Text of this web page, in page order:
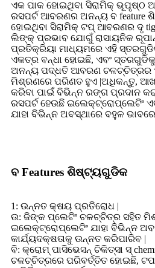
ଏକ ପାକ ହୋଇଥିବା ସିରାମିକ୍ ଭୂପୃଷ୍ଠ
ରସପର୍ଟ ଆବରଣର ଅନନ୍ୟ ବ feature
ହୋଇଥିବା ସିରାମିକ୍ ଟପ୍ ଆବରଣର ଦୃ
ଲିଙ୍କ୍ ପ୍ରଭାବ ଯୋଗୁଁ ରାସାୟନିକ
ପ୍ରତିକ୍ରିୟା ମାଧ୍ୟମରେ ଏହି
ଏକତ୍ର ବନ୍ଧା ହୋଇଛି, ଏବଂ
ଅନନ୍ୟ ପଦ୍ଧତି ଆବରଣ ଚଳଚ୍ଚିତ୍ରର
ମିଶ୍ରଣରେ ପରିଣତ ହୁଏ |ଅଧିକନ୍ତୁ,
କରିବା ପାଇଁ ବିଭିନ୍ନ ରଙ୍ଗ ପ୍ରଦାନ
ରସପର୍ଟ ହେଉଛି ଇଲେକ୍ଟ୍ରୋପ୍ଲେଟିଂ
ଯାହା ବିଭିନ୍ନ ଅବସ୍ଥାରେ ବହୁଳ
ବ Features ଶିଷ୍ଟ୍ୟଗୁଡିକ
1: ଉନ୍ନତ କ୍ଷୟ ପ୍ରତିରୋଧ |
ଉ: ଜିଙ୍କ ପ୍ଲେଟିଂ ଚଳଚ୍ଚିତ୍ର ସହିତ
ଇଲେକ୍ଟ୍ରୋପ୍ଲେଟିଂ ଯାହା ବିଭିନ୍ନ
କାର୍ଯ୍ୟଦକ୍ଷତାକୁ ଉନ୍ନତ କରିପାରିବ |
ବି: କ୍ରୋମ୍ ପାସିଭେସନ୍ ଚିକିତ୍ସା ସ୍
ଚଳଚ୍ଚିତ୍ରରେ ପରିବର୍ତ୍ତିତ ହୋଇଛି,